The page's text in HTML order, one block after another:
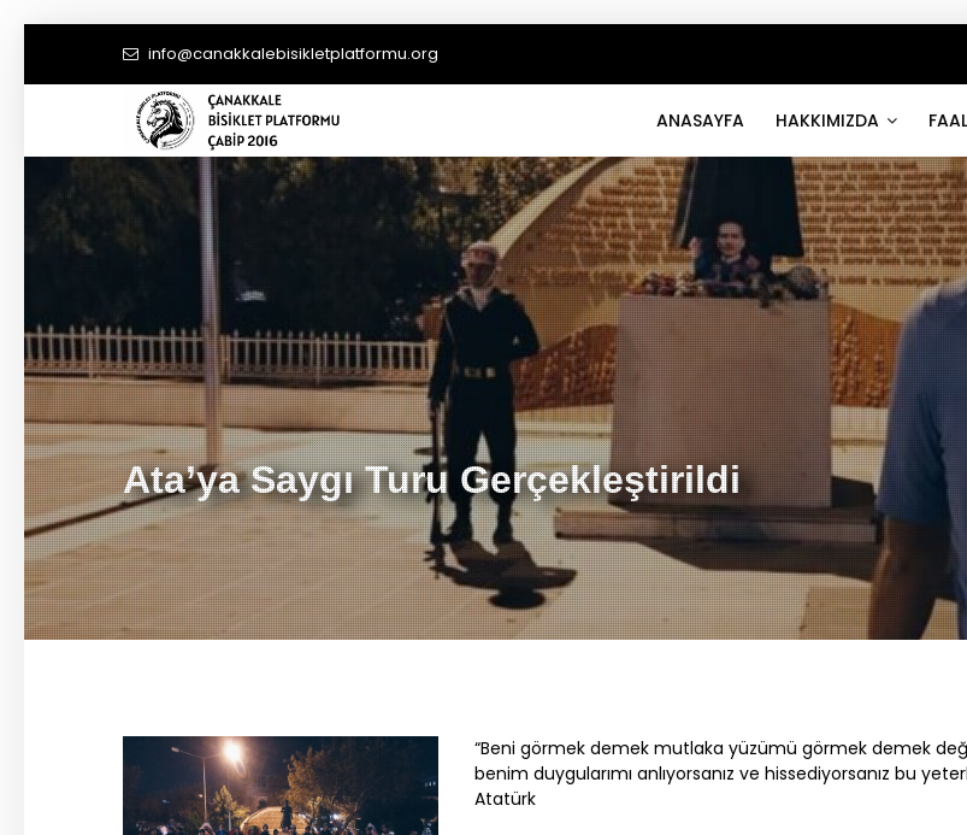
info@canakkalebisikletplatformu.org
ANASAYFA HAKKIMIZDA
Ata’ya Saygı Turu Gerçekleştirildi
“Beni görmek demek mutlaka yüzümü görmek demek
benim duygularımı anlıyorsanız ve hissediyorsanız bu
Atatürk